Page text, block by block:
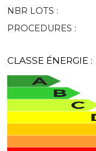
NBR LOTS :
PROCEDURES :
CLASSE ÉNERGIE :